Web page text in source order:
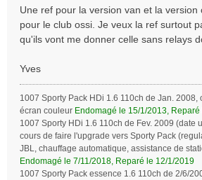
s
g
Une ref pour la version van et la version
pour le club ossi. Je veux la ref surtout
qu'ils vont me donner celle sans relays
Yves
1007 Sporty Pack HDi 1.6 110ch de Jan. 2008,
écran couleur Endomagé le 15/1/2013,
1007 Sporty HDi 1.6 110ch de Fev. 2009 (date
cours de faire l'upgrade vers Sporty Pack
JBL, chauffage automatique, assistance de
Endomagé le 7/11/2018, Reparé le 12/1/2019
1007 Sporty Pack essence 1.6 110ch de 2/6/